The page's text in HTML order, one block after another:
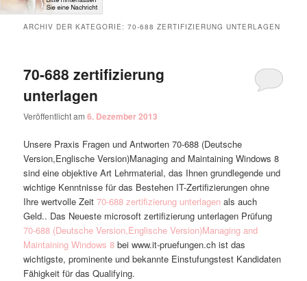
ARCHIV DER KATEGORIE:70-688 ZERTIFIZIERUNG UNTERLAGEN
70-688 zertifizierung
unterlagen
Veröffentlicht am6. Dezember 2013
Unsere Praxis Fragen und Antworten 70-688 (Deutsche
Version,Englische Version)Managing and Maintaining Windows 8
sind eine objektive Art Lehrmaterial, das Ihnen grundlegende und
wichtige Kenntnisse für das Bestehen IT-Zertifizierungen ohne
Ihre wertvolle Zeit70-688 zertifizierung unterlagen als auch
Geld.. Das Neueste microsoft zertifizierung unterlagen Prüfung
70-688 (Deutsche Version,Englische Version)Managing and
Maintaining Windows 8 bei www.it-pruefungen.ch ist das
wichtigste, prominente und bekannte Einstufungstest Kandidaten
Fähigkeit für das Qualifying.